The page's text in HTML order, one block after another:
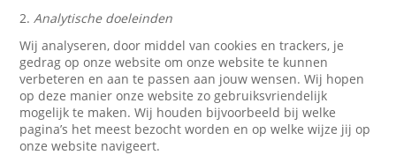
2.Analytische doeleinden
Wij analyseren, door middel van cookies en trackers, je
gedrag op onze website om onze website te kunnen
verbeteren en aan te passen aan jouw wensen. Wij hopen
op deze manier onze website zo gebruiksvriendelijk
mogelijk te maken. Wij houden bijvoorbeeld bij welke
pagina’s het meest bezocht worden en op welke wijze jij op
onze website navigeert.